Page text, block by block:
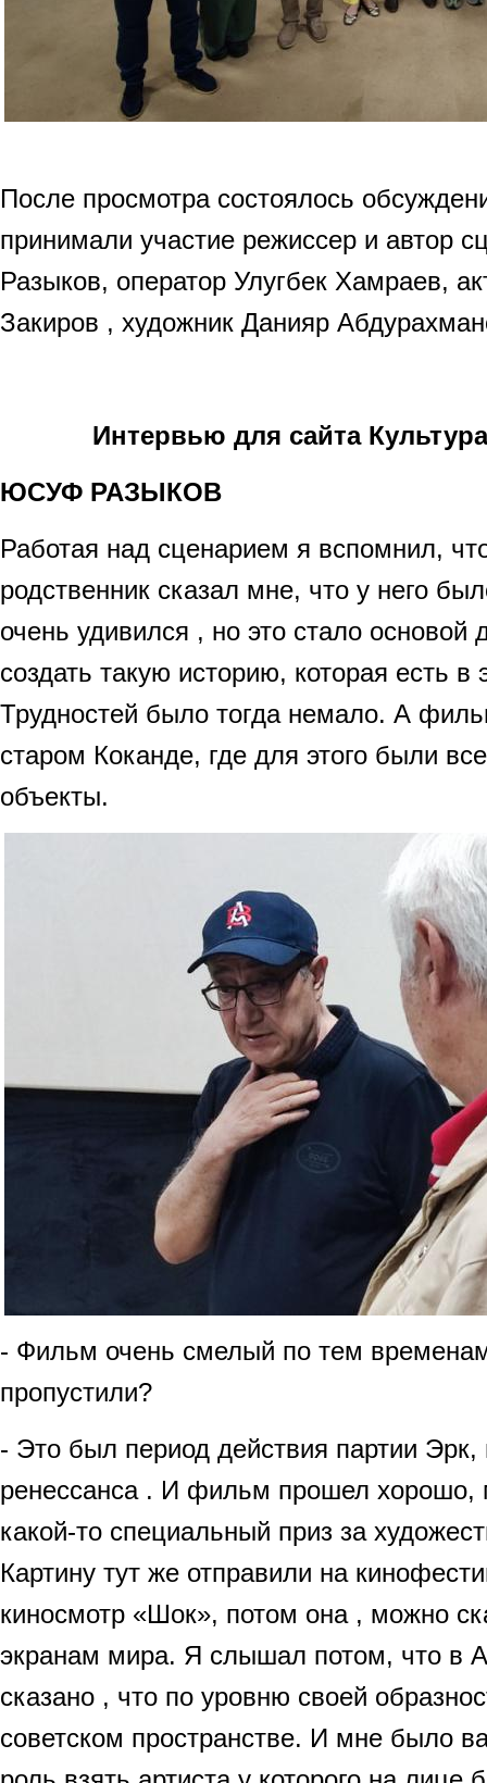
После просмотра состоялось
принимали участие режиссер и автор
Разыков, оператор Улугбек Хамраев,
Закиров , художник Данияр
Интервью для сайта
ЮСУФ РАЗЫКОВ
Работая над сценарием я вспомнил,
родственник сказал мне, что у него
очень удивился , но это стало основой
создать такую историю, которая есть
Трудностей было тогда немало. А
старом Коканде, где для этого были
объекты.
- Фильм очень смелый по тем
пропустили?
- Это был период действия партии Эрк,
ренессанса . И фильм прошел хорошо,
какой-то специальный приз за
Картину тут же отправили на
киносмотр «Шок», потом она , можно
экранам мира. Я слышал потом, что в
сказано , что по уровню своей
советском пространстве. И мне было